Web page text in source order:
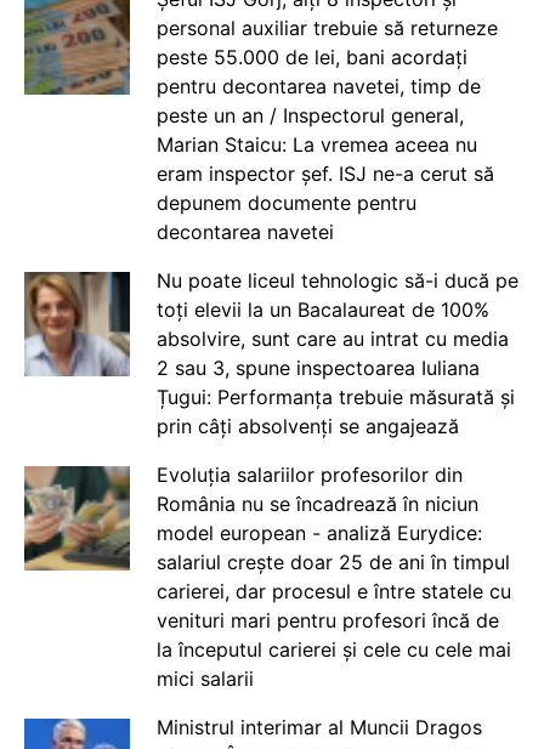
personal auxiliar trebuie să returneze
peste 55.000 de lei, bani acordați
pentru decontarea navetei, timp de
peste un an / Inspectorul general,
Marian Staicu: La vremea aceea nu
eram inspector șef. ISJ ne-a cerut să
depunem documente pentru
decontarea navetei
Nu poate liceul tehnologic să-i ducă pe
toți elevii la un Bacalaureat de 100%
absolvire, sunt care au intrat cu media
2 sau 3, spune inspectoarea Iuliana
Țugui: Performanța trebuie măsurată și
prin câți absolvenți se angajează
Evoluția salariilor profesorilor din
România nu se încadrează în niciun
model european - analiză Eurydice:
salariul crește doar 25 de ani în timpul
carierei, dar procesul e între statele cu
venituri mari pentru profesori încă de
la începutul carierei și cele cu cele mai
mici salarii
Ministrul interimar al Muncii Dragos